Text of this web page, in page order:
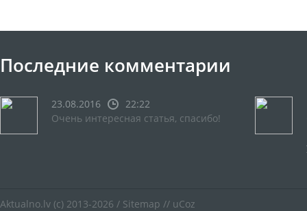
Последние комментарии
23.08.2016
22:22
Очень интересная статья, спасибо!
Aktualno.lv (c) 2013-2026 / Sitemap // uCoz